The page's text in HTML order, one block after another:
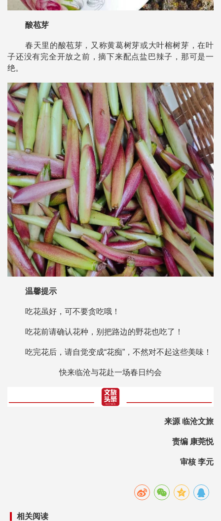
酸苞芽
春天里的酸苞芽，又称黄葛树芽或大叶榕树芽，在叶
子还没有完全开放之前，摘下来配点盐巴辣子，那可是一
绝。
温馨提示
吃花虽好，可不要贪吃哦！
吃花前请确认花种，别把路边的野花也吃了！
吃完花后，请自觉变成“花痴”，不然对不起这些美味！
快来临沧与花赴一场春日约会
来源 临沧文旅
责编 康莞悦
审核 李元
相关阅读